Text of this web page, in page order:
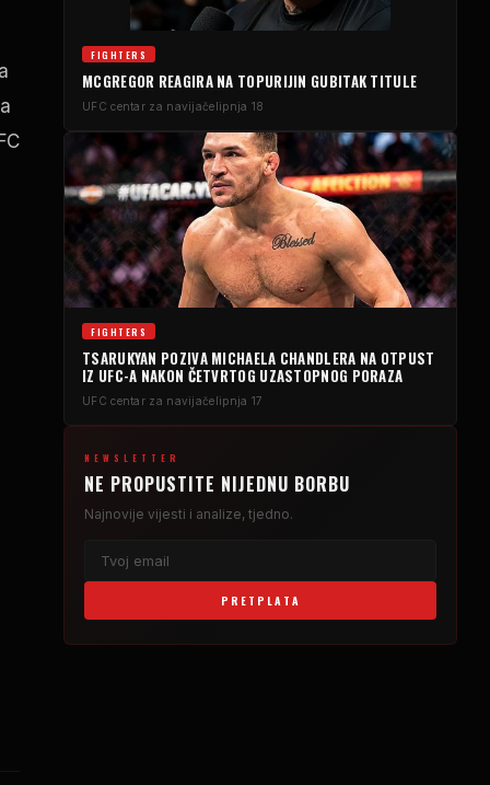
FIGHTERS
MCGREGOR REAGIRA NA TOPURIJIN GUBITAK TITULE
UFC centar za navijačelipnja 18
FIGHTERS
TSARUKYAN POZIVA MICHAELA CHANDLERA NA OTPUST
IZ UFC-A NAKON ČETVRTOG UZASTOPNOG PORAZA
UFC centar za navijačelipnja 17
NEWSLETTER
NE PROPUSTITE NIJEDNU BORBU
Najnovije vijesti i analize, tjedno.
PRETPLATA